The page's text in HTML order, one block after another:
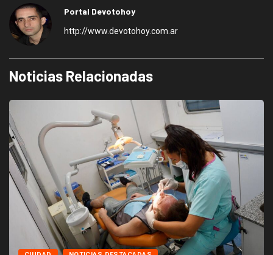
Portal Devotohoy
http://www.devotohoy.com.ar
Noticias Relacionadas